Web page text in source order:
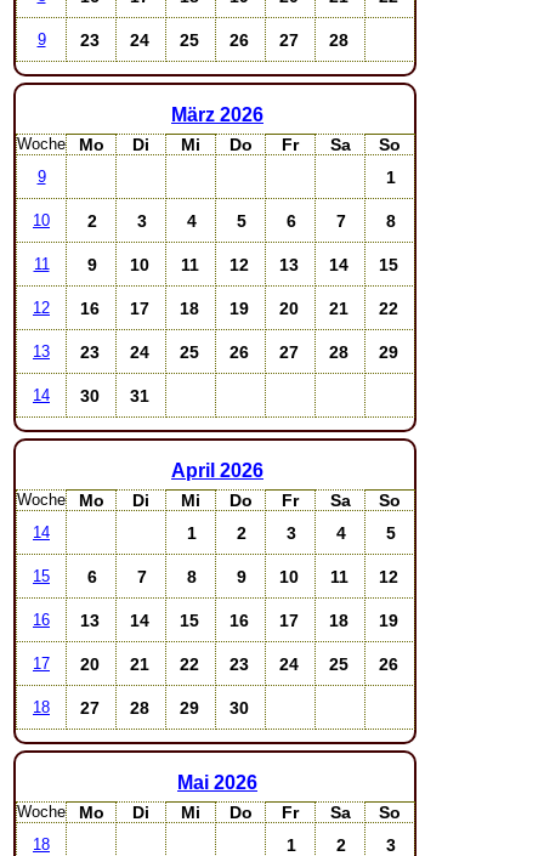
9 23 24 25 26 27 28
März 2026
Woche Mo Di Mi Do Fr Sa So
9 1
10 2 3 4 5 6 7 8
11 9 10 11 12 13 14 15
12 16 17 18 19 20 21 22
13 23 24 25 26 27 28 29
14 30 31
April 2026
Woche Mo Di Mi Do Fr Sa So
14 1 2 3 4 5
15 6 7 8 9 10 11 12
16 13 14 15 16 17 18 19
17 20 21 22 23 24 25 26
18 27 28 29 30
Mai 2026
Woche Mo Di Mi Do Fr Sa So
18 1 2 3